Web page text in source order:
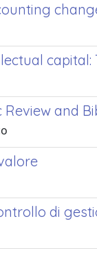
capital:
and
di